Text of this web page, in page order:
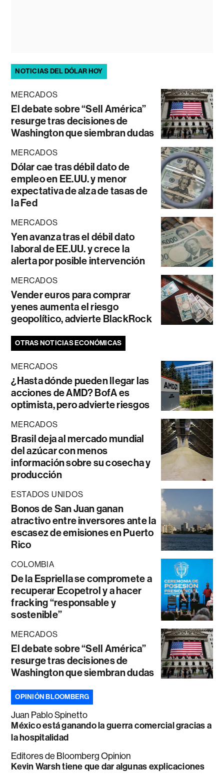
NOTICIAS DEL DÓLAR HOY
MERCADOS
El debate sobre “Sell América”
resurge tras decisiones de
Washington que siembran dudas
MERCADOS
Dólar cae tras débil dato de
empleo en EE.UU. y menor
expectativa de alza de tasas de
la Fed
MERCADOS
Yen avanza tras el débil dato
laboral de EE.UU. y crece la
alerta por posible intervención
MERCADOS
Vender euros para comprar
yenes aumenta el riesgo
geopolítico, advierte BlackRock
OTRAS NOTICIAS ECONÓMICAS
MERCADOS
¿Hasta dónde pueden llegar las
acciones de AMD? BofA es
optimista, pero advierte riesgos
MERCADOS
Brasil deja al mercado mundial
del azúcar con menos
información sobre su cosecha y
producción
ESTADOS UNIDOS
Bonos de San Juan ganan
atractivo entre inversores ante la
escasez de emisiones en Puerto
Rico
COLOMBIA
De la Espriella se compromete a
recuperar Ecopetrol y a hacer
fracking “responsable y
sostenible”
MERCADOS
El debate sobre “Sell América”
resurge tras decisiones de
Washington que siembran dudas
OPINIÓN BLOOMBERG
Juan Pablo Spinetto
México está ganando la guerra comercial gracias a
la hospitalidad
Editores de Bloomberg Opinion
Kevin Warsh tiene que dar algunas explicaciones